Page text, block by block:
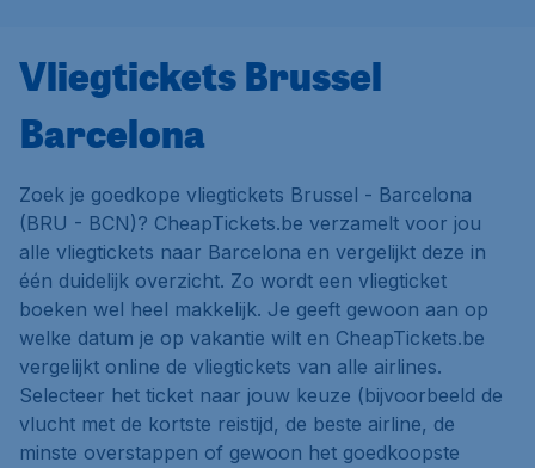
Vliegtickets Brussel
Barcelona
Zoek je goedkope vliegtickets Brussel - Barcelona
(BRU - BCN)? CheapTickets.be verzamelt voor jou
alle vliegtickets naar Barcelona en vergelijkt deze in
één duidelijk overzicht. Zo wordt een vliegticket
boeken wel heel makkelijk. Je geeft gewoon aan op
welke datum je op vakantie wilt en CheapTickets.be
vergelijkt online de vliegtickets van alle airlines.
Selecteer het ticket naar jouw keuze (bijvoorbeeld de
vlucht met de kortste reistijd, de beste airline, de
minste overstappen of gewoon het goedkoopste